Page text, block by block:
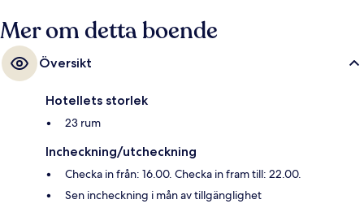
Mer om detta boende
Översikt
Hotellets storlek
23 rum
Incheckning/utcheckning
Checka in från: 16.00. Checka in fram till: 22.00.
Sen incheckning i mån av tillgänglighet